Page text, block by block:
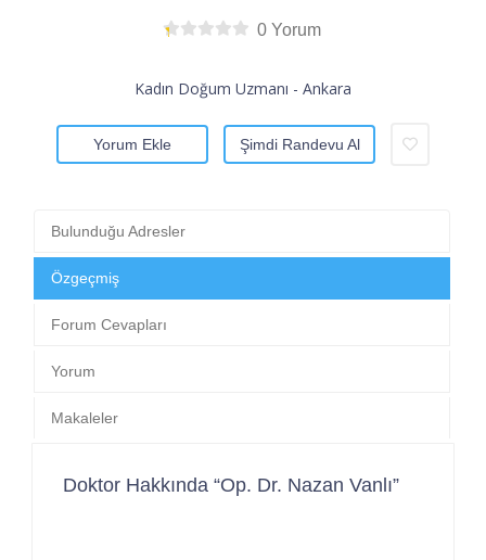
0 Yorum
Kadın Doğum Uzmanı - Ankara
Yorum Ekle Şimdi Randevu Al
Bulunduğu Adresler
Özgeçmiş
Forum Cevapları
Yorum
Makaleler
Doktor Hakkında “Op. Dr. Nazan Vanlı”